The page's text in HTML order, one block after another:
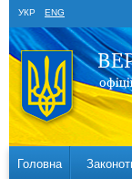
УКР ENG
Головна